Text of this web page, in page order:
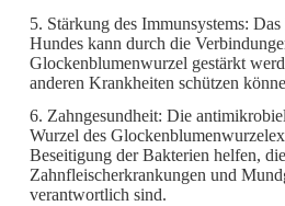
5. Stärkung des Immunsystems:
Hundes kann durch die
Glockenblumenwurzel gestärkt
anderen Krankheiten schützen
6. Zahngesundheit: Die
Wurzel des
Beseitigung der Bakterien helfen,
Zahnfleischerkrankungen und
verantwortlich sind.